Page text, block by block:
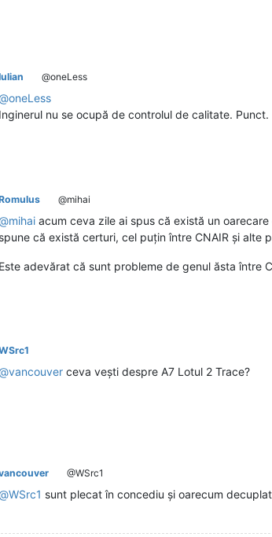
@oneLess
oneLess
Inginerul nu se ocupă de controlul de calitate.
@mihai
mihai acum ceva zile ai spus că există un
spune că există certuri, cel puțin între CNAIR și alte
Este adevărat că sunt probleme de genul ăsta între
vancouver ceva vești despre A7 Lotul 2 Trace?
@WSrc1
WSrc1 sunt plecat în concediu și oarecum